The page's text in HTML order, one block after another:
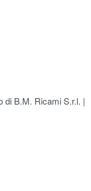
di B.M. Ricami S.r.l. |